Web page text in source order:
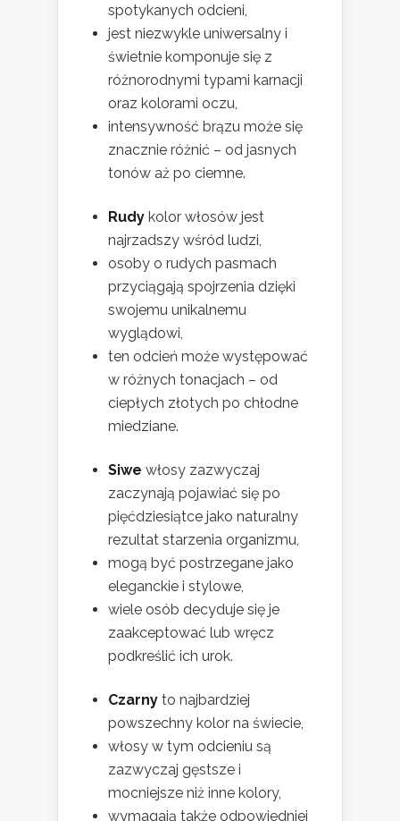
spotykanych odcieni,
jest niezwykle uniwersalny i
świetnie komponuje się z
różnorodnymi typami karnacji
oraz kolorami oczu,
intensywność brązu może się
znacznie różnić – od jasnych
tonów aż po ciemne.
Rudy kolor włosów jest
najrzadszy wśród ludzi,
osoby o rudych pasmach
przyciągają spojrzenia dzięki
swojemu unikalnemu
wyglądowi,
ten odcień może występować
w różnych tonacjach – od
ciepłych złotych po chłodne
miedziane.
Siwe włosy zazwyczaj
zaczynają pojawiać się po
pięćdziesiątce jako naturalny
rezultat starzenia organizmu,
mogą być postrzegane jako
eleganckie i stylowe,
wiele osób decyduje się je
zaakceptować lub wręcz
podkreślić ich urok.
Czarny to najbardziej
powszechny kolor na świecie,
włosy w tym odcieniu są
zazwyczaj gęstsze i
mocniejsze niż inne kolory,
wymagają także odpowiedniej